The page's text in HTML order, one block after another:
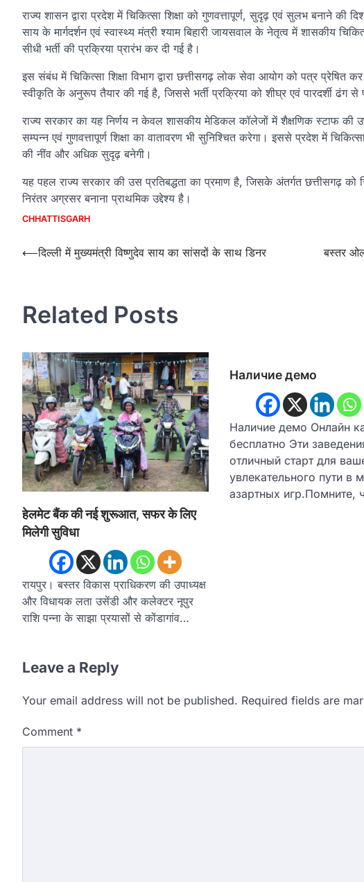
राज्य शासन द्वारा प्रदेश में चिकित्सा शिक्षा को गुणवत्तापूर्ण, सुदृढ़ एवं सुलभ बनाने की
साय के मार्गदर्शन एवं स्वास्थ्य मंत्री श्याम बिहारी जायसवाल के नेतृत्व में शासकीय
सीधी भर्ती की प्रक्रिया प्रारंभ कर दी गई है।
इस संबंध में चिकित्सा शिक्षा विभाग द्वारा छत्तीसगढ़ लोक सेवा आयोग को पत्र प्रेषित
स्वीकृति के अनुरूप तैयार की गई है, जिससे भर्ती प्रक्रिया को शीघ्र एवं पारदर्शी ढंग से
राज्य सरकार का यह निर्णय न केवल शासकीय मेडिकल कॉलेजों में शैक्षणिक स्टाफ की
सम्पन्न एवं गुणवत्तापूर्ण शिक्षा का वातावरण भी सुनिश्चित करेगा। इससे प्रदेश में
की नींव और अधिक सुदृढ़ बनेगी।
यह पहल राज्य सरकार की उस प्रतिबद्धता का प्रमाण है, जिसके अंतर्गत छत्तीसगढ़ को
निरंतर अग्रसर बनाना प्राथमिक उद्देश्य है।
CHHATTISGARH
Post
⟵दिल्ली में मुख्यमंत्री विष्णुदेव साय का सांसदों के साथ डिनर
बस्तर
Related Posts
हेलमेट बैंक की नई शुरूआत, सफर के लिए
मिलेगी सुविधा
रायपुर। बस्तर विकास प्राधिकरण की उपाध्यक्ष
और विधायक लता उसेंडी और कलेक्टर नूपुर
राशि पन्ना के साझा प्रयासों से कोंडागांव…
Наличие демо
Наличие демо Онлайн
бесплатно Эти
отличный старт для
увлекательного пути в
азартных игр.Помните,
Leave a Reply
Your email address will not be published. Required fields are
Comment *